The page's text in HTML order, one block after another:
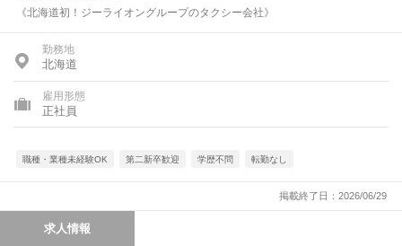
《北海道初！ジーライオングループのタクシー会社》
勤務地
北海道
雇用形態
正社員
職種・業種未経験OK 第二新卒歓迎 学歴不問 転勤なし
掲載終了日：2026/06/29
求人情報